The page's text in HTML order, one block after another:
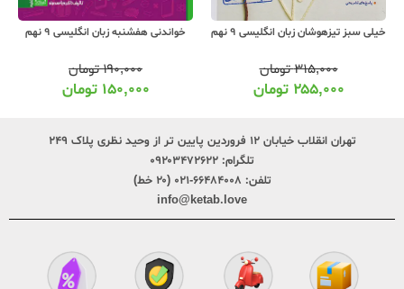
خیلی سبز تیزهوشان زبان انگلیسی 9 نهم
۳۱۵,۰۰۰تومان
۲۵۵,۰۰۰ تومان
خواندنی هفشنبه زبان انگلیسی 9 نهم
۱۹۰,۰۰۰تومان
۱۵۰,۰۰۰ تومان
تهران انقلاب خیابان ۱۲ فروردین پایین تر از وحید نظری پلاک ۲۴۹
تلگرام: ۰۹۲۰۳۴۷۲۶۲۲
تلفن: ۶۶۴۸۴۰۰۸-۰۲۱ (۲۰ خط)
info@ketab.love